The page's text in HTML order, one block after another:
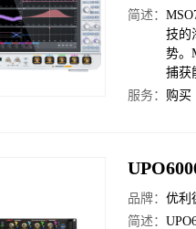
简述：
技的
势。
捕获
服务： 购买
品牌： 优利
简述：